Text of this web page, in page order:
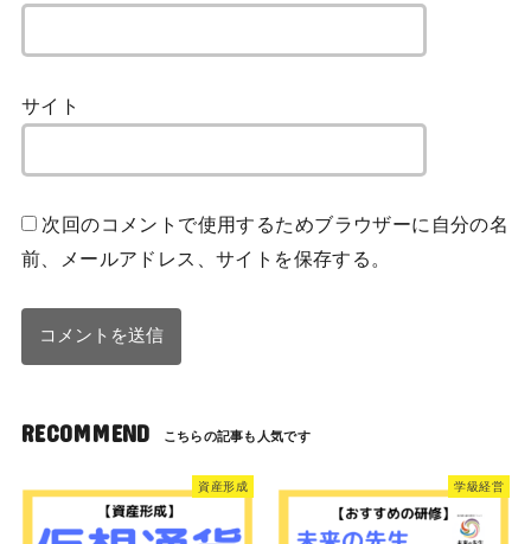
サイト
次回のコメントで使用するためブラウザーに自分の名
前、メールアドレス、サイトを保存する。
RECOMMEND
資産形成 学級経営